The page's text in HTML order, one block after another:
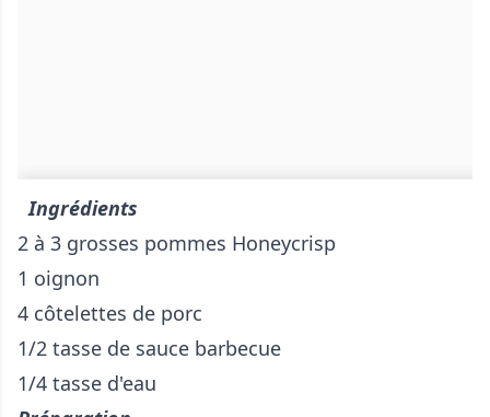
Ingrédients
2 à 3 grosses pommes Honeycrisp
1 oignon
4 côtelettes de porc
1/2 tasse de sauce barbecue
1/4 tasse d'eau